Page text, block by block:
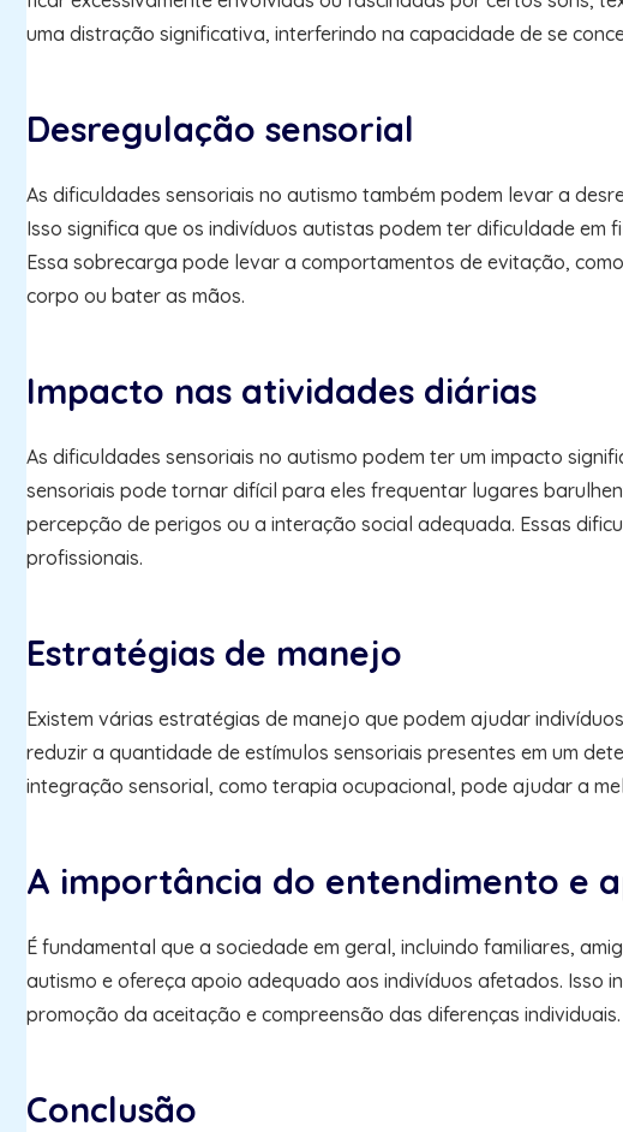
uma distração significativa, interferindo na capacidade de se
Desregulação sensorial
As dificuldades sensoriais no autismo também podem levar a
Isso significa que os indivíduos autistas podem ter dificuldade
Essa sobrecarga pode levar a comportamentos de evitação,
corpo ou bater as mãos.
Impacto nas atividades diárias
As dificuldades sensoriais no autismo podem ter um impacto
sensoriais pode tornar difícil para eles frequentar lugares
percepção de perigos ou a interação social adequada. Essas
profissionais.
Estratégias de manejo
Existem várias estratégias de manejo que podem ajudar
reduzir a quantidade de estímulos sensoriais presentes em um
integração sensorial, como terapia ocupacional, pode ajudar a
A importância do entendimento e
É fundamental que a sociedade em geral, incluindo familiares,
autismo e ofereça apoio adequado aos indivíduos afetados. Isso
promoção da aceitação e compreensão das diferenças individuais.
Conclusão